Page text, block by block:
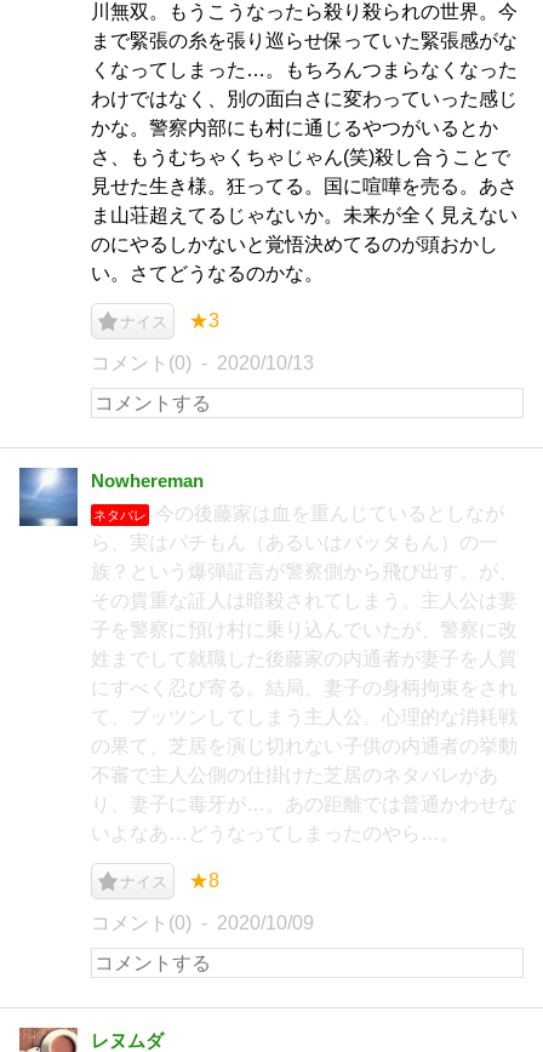
川無双。もうこうなったら殺り殺られの世界。今
まで緊張の糸を張り巡らせ保っていた緊張感がな
くなってしまった…。もちろんつまらなくなった
わけではなく、別の面白さに変わっていった感じ
かな。警察内部にも村に通じるやつがいるとか
さ、もうむちゃくちゃじゃん(笑)殺し合うことで
見せた生き様。狂ってる。国に喧嘩を売る。あさ
ま山荘超えてるじゃないか。未来が全く見えない
のにやるしかないと覚悟決めてるのが頭おかし
い。さてどうなるのかな。
ナイス ★3
コメント(0) 2020/10/13
Nowhereman
ネタバレ
今の後藤家は血を重んじているとしなが
ら、実はパチもん（あるいはバッタもん）の一
族？という爆弾証言が警察側から飛び出す。が、
その貴重な証人は暗殺されてしまう。主人公は妻
子を警察に預け村に乗り込んでいたが、警察に改
姓までして就職した後藤家の内通者が妻子を人質
にすべく忍び寄る。結局、妻子の身柄拘束をされ
て、プッツンしてしまう主人公。心理的な消耗戦
の果て、芝居を演じ切れない子供の内通者の挙動
不審で主人公側の仕掛けた芝居のネタバレがあ
り、妻子に毒牙が…。あの距離では普通かわせな
いよなあ…どうなってしまったのやら…。
ナイス ★8
コメント(0) 2020/10/09
レヌムダ